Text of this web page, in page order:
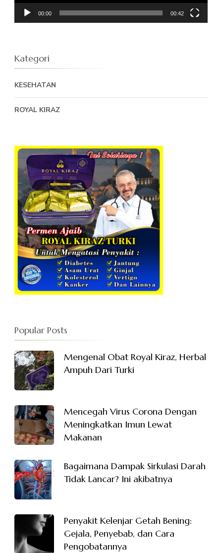
00:00 00:42
Kategori
KESEHATAN
ROYAL KIRAZ
Popular Posts
Mengenal Obat Royal Kiraz, Herbal
Ampuh Dari Turki
Mencegah Virus Corona Dengan
Meningkatkan Imun Lewat
Makanan
Bagaimana Dampak Sirkulasi Darah
Tidak Lancar? Ini akibatnya
Penyakit Kelenjar Getah Bening:
Gejala, Penyebab, dan Cara
Pengobatannya